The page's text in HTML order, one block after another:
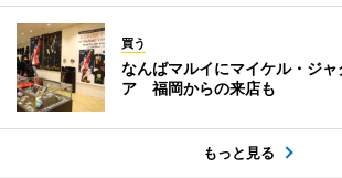
買う
なんばマルイにマイケル・ジ
ア 福岡からの来店も
もっと見る